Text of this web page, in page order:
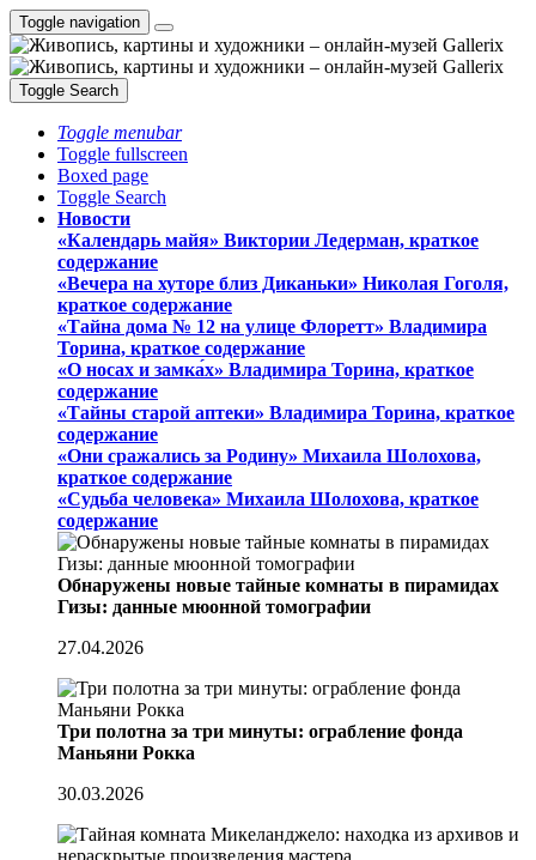
Toggle navigation
Toggle Search
Toggle menubar
Toggle fullscreen
Boxed page
Toggle Search
Новости
«Календарь майя» Виктории Ледерман, краткое
содержание
«Вечера на хуторе близ Диканьки» Николая Гоголя,
краткое содержание
«Тайна дома № 12 на улице Флоретт» Владимира
Торина, краткое содержание
«О носах и замка́х» Владимира Торина, краткое
содержание
«Тайны старой аптеки» Владимира Торина, краткое
содержание
«Они сражались за Родину» Михаила Шолохова,
краткое содержание
«Судьба человека» Михаила Шолохова, краткое
содержание
Обнаружены новые тайные комнаты в пирамидах
Гизы: данные мюонной томографии
27.04.2026
Три полотна за три минуты: ограбление фонда
Маньяни Рокка
30.03.2026